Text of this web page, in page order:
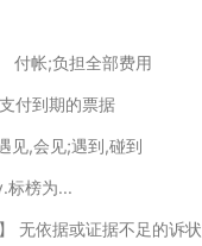
付帐;负担全部费用
支付到期的票据
见,会见;遇到,碰到
标榜为...
】 无依据或证据不足的诉状